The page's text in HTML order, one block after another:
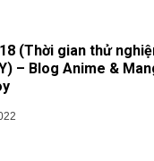
(Thời gian thử
– Blog Anime &